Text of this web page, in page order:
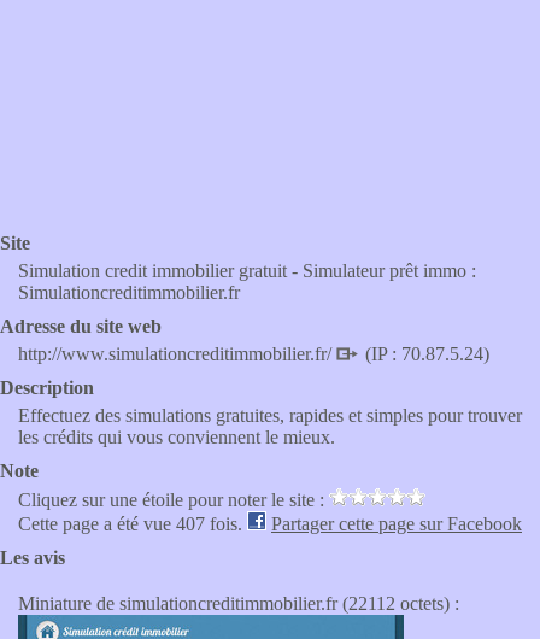
Site
Simulation credit immobilier gratuit - Simulateur prêt immo :
Simulationcreditimmobilier.fr
Adresse du site web
http://www.simulationcreditimmobilier.fr/
(IP : 70.87.5.24)
Description
Effectuez des simulations gratuites, rapides et simples pour trouver
les crédits qui vous conviennent le mieux.
Note
Cliquez sur une étoile pour noter le site :
Cette page a été vue 407 fois.
Partager cette page sur Facebook
Les avis
Miniature de simulationcreditimmobilier.fr (22112 octets) :